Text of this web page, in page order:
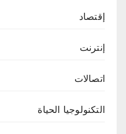
إقتصاد
إنترنت
اتصالات
التكنولوجيا الحياة